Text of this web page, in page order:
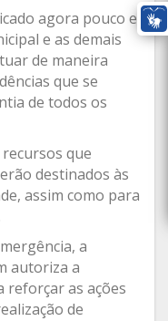
agora pouco e
e as demais
de maneira
que se
de todos os
que
destinados às
assim como para
a
autoriza a
reforçar as ações
de